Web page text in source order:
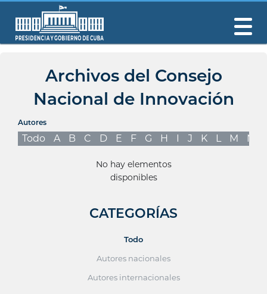
Archivos del Consejo
Nacional de Innovación
Autores
Todo A B C D E F G H I J K L M N
No hay elementos
disponibles
CATEGORÍAS
Todo
Autores nacionales
Autores internacionales